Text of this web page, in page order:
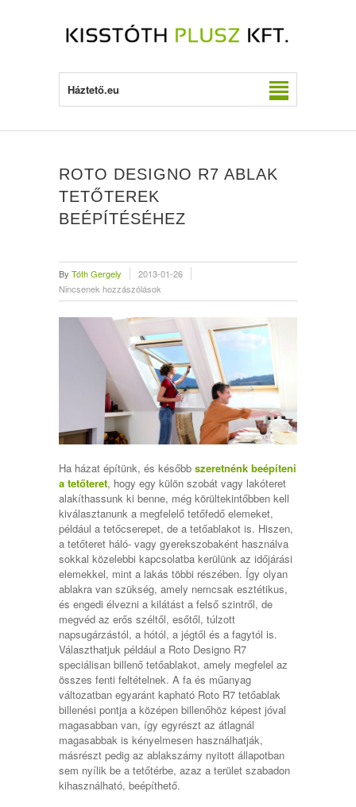
Háztető.eu
ROTO DESIGNO R7 ABLAK
TETŐTEREK
BEÉPÍTÉSÉHEZ
By Tóth Gergely
2013-01-26
Nincsenek hozzászólások
Ha házat építünk, és később szeretnénk beépíteni
a tetőteret, hogy egy külön szobát vagy lakóteret
alakíthassunk ki benne, még körültekintőbben kell
kiválasztanunk a megfelelő tetőfedő elemeket,
például a tetőcserepet, de a tetőablakot is. Hiszen,
a tetőteret háló- vagy gyerekszobaként használva
sokkal közelebbi kapcsolatba kerülünk az időjárási
elemekkel, mint a lakás többi részében. Így olyan
ablakra van szükség, amely nemcsak esztétikus,
és engedi élvezni a kilátást a felső szintről, de
megvéd az erős széltől, esőtől, túlzott
napsugárzástól, a hótól, a jégtől és a fagytól is.
Választhatjuk például a Roto Designo R7
speciálisan billenő tetőablakot, amely megfelel az
összes fenti feltételnek. A fa és műanyag
változatban egyaránt kapható Roto R7 tetőablak
billenési pontja a középen billenőhöz képest jóval
magasabban van, így egyrészt az átlagnál
magasabbak is kényelmesen használhatják,
másrészt pedig az ablakszárny nyitott állapotban
sem nyílik be a tetőtérbe, azaz a terület szabadon
kihasználható, beépíthető.